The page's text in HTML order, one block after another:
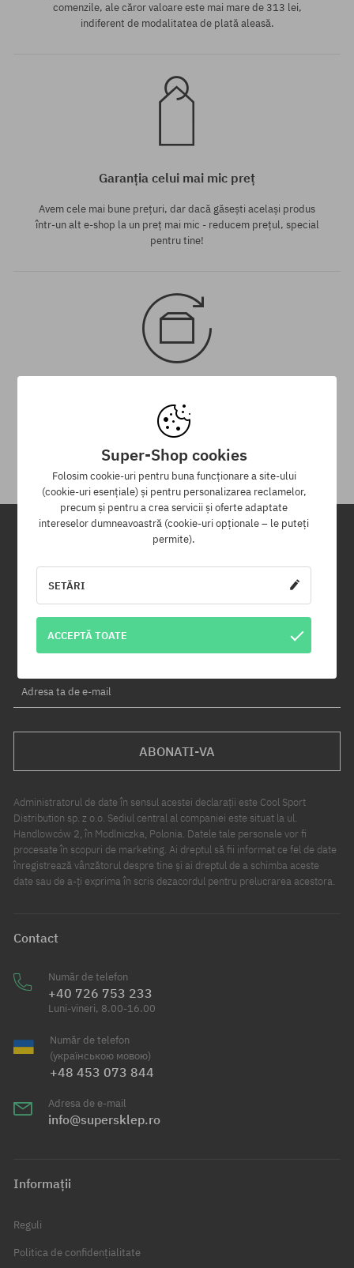
comenzile, ale căror valoare este mai mare de 313 lei,
indiferent de modalitatea de plată aleasă.
Garanția celui mai mic preț
Avem cele mai bune prețuri, dar dacă găsești același produs
într-un alt e-shop la un preț mai mic - reducem prețul, special
pentru tine!
Pentru returnarea produsului ai la dispoziție 30 zile de la data
primirii.
Newsletter
În plus, vei primi un cod de reducere de -5% pentru întreaga
Adresa ta de e-mail
ABONATI-VA
Administratorul de date în sensul acestei declarații este Cool Sport
Distribution sp. z o.o. Sediul central al companiei este situat la ul.
Handlowców 2, în Modlniczka, Polonia. Datele tale personale vor fi
procesate în scopuri de marketing. Ai dreptul să fii informat ce fel de date
înregistrează vânzătorul despre tine și ai dreptul de a schimba aceste
date sau de a-ți exprima în scris dezacordul pentru prelucrarea acestora.
Contact
Număr de telefon
+40 726 753 233
Luni-vineri, 8.00-16.00
Număr de telefon
(українською мовою)
+48 453 073 844
Adresa de e-mail
info@supersklep.ro
Informații
Reguli
Politica de confidențialitate
Super-Shop cookies
Folosim cookie-uri pentru buna funcționare a site-ului
(cookie-uri esențiale) și pentru personalizarea reclamelor,
precum și pentru a crea servicii și oferte adaptate
intereselor dumneavoastră (cookie-uri opționale – le puteți
permite).
SETĂRI
ACCEPTĂ TOATE